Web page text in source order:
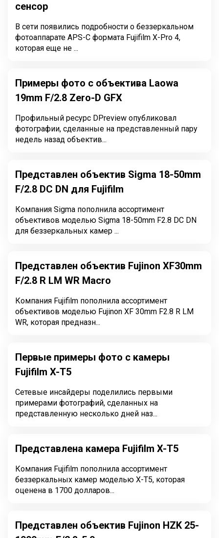
сенсор
В сети появились подробности о беззеркальном
фотоаппарате APS-С формата Fujifilm X-Pro 4,
которая еще не ...
Примеры фото с объектива Laowa
19mm F/2.8 Zero-D GFX
Профильный ресурс DPreview опубликовал
фотографии, сделанные на представленный пару
недель назад объектив...
Представлен объектив Sigma 18-50mm
F/2.8 DC DN для Fujifilm
Компания Sigma пополнила ассортимент
объективов моделью Sigma 18-50mm F2.8 DC DN
для беззеркальных камер ...
Представлен объектив Fujinon XF30mm
F/2.8 R LM WR Macro
Компания Fujifilm пополнила ассортимент
объективов моделью Fujinon XF 30mm F2.8 R LM
WR, которая предназн...
Первые примеры фото с камеры
Fujifilm X-T5
Сетевые инсайдеры поделились первыми
примерами фотографий, сделанных на
представленную несколько дней наз...
Представлена камера Fujifilm X-T5
Компания Fujifilm пополнила ассортимент
беззеркальных камер моделью X-T5, которая
оценена в 1700 долларов...
Представлен объектив Fujinon HZK 25-